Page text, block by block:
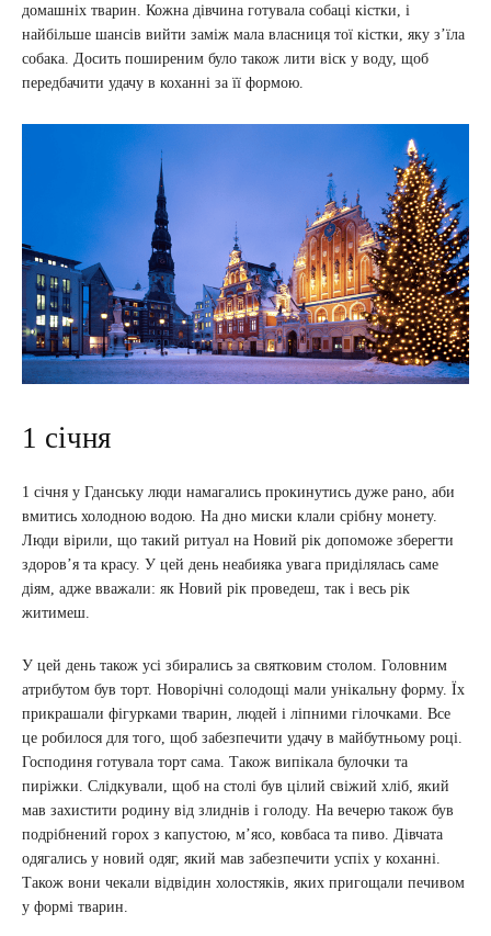
домашніх тварин. Кожна дівчина готувала собаці кістки, і
найбільше шансів вийти заміж мала власниця тої кістки, яку з’їла
собака. Досить поширеним було також лити віск у воду, щоб
передбачити удачу в коханні за її формою.
1 січня
1 січня у Гданську люди намагались прокинутись дуже рано, аби
вмитись холодною водою. На дно миски клали срібну монету.
Люди вірили, що такий ритуал на Новий рік допоможе зберегти
здоров’я та красу. У цей день неабияка увага приділялась саме
діям, адже вважали: як Новий рік проведеш, так і весь рік
житимеш.
У цей день також усі збирались за святковим столом. Головним
атрибутом був торт. Новорічні солодощі мали унікальну форму. Їх
прикрашали фігурками тварин, людей і ліпними гілочками. Все
це робилося для того, щоб забезпечити удачу в майбутньому році.
Господиня готувала торт сама. Також випікала булочки та
пиріжки. Слідкували, щоб на столі був цілий свіжий хліб, який
мав захистити родину від злиднів і голоду. На вечерю також був
подрібнений горох з капустою, м’ясо, ковбаса та пиво. Дівчата
одягались у новий одяг, який мав забезпечити успіх у коханні.
Також вони чекали відвідин холостяків, яких пригощали печивом
у формі тварин.